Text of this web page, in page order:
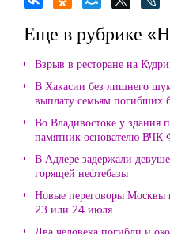
Еще в рубрике
Взрыв в ресторане на
В Хакасии без лишнего
выплату семьям
Во Владивостоке у здания
памятник основателю ВЧК
В Адлере задержали
горящей нефтебазы
Новые переговоры Москвы
23 или 24 июля